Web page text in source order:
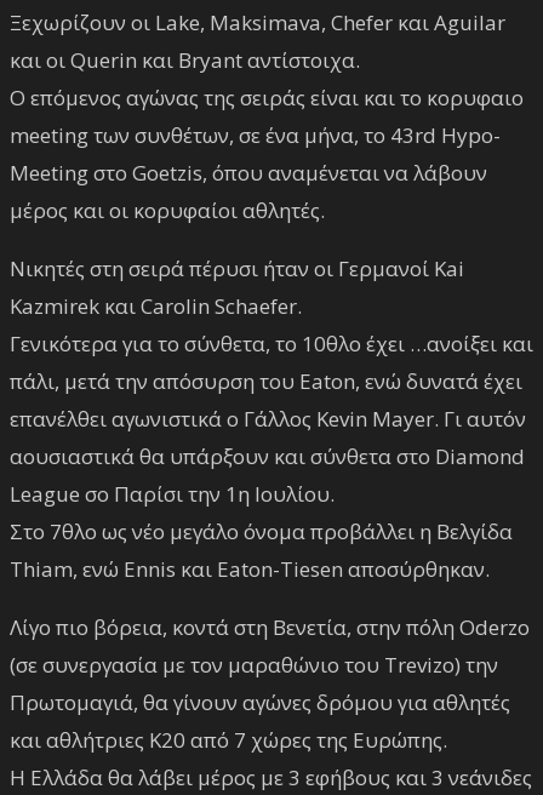
Ξεχωρίζουν οι Lake, Maksimava, Chefer και Aguilar
και οι Querin και Bryant αντίστοιχα.
Ο επόμενος αγώνας της σειράς είναι και το κορυφαιο
meeting των συνθέτων, σε ένα μήνα, το 43rd Hypo-
Meeting στο Goetzis, όπου αναμένεται να λάβουν
μέρος και οι κορυφαίοι αθλητές.
Νικητές στη σειρά πέρυσι ήταν οι Γερμανοί Kai
Kazmirek και Carolin Schaefer.
Γενικότερα για το σύνθετα, το 10θλο έχει …ανοίξει και
πάλι, μετά την απόσυρση του Eaton, ενώ δυνατά έχει
επανέλθει αγωνιστικά ο Γάλλος Kevin Mayer. Γι αυτόν
αουσιαστικά θα υπάρξουν και σύνθετα στο Diamond
League σο Παρίσι την 1η Ιουλίου.
Στο 7θλο ως νέο μεγάλο όνομα προβάλλει η Βελγίδα
Thiam, ενώ Ennis και Eaton-Tiesen αποσύρθηκαν.
Λίγο πιο βόρεια, κοντά στη Βενετία, στην πόλη Oderzo
(σε συνεργασία με τον μαραθώνιο του Trevizo) την
Πρωτομαγιά, θα γίνουν αγώνες δρόμου για αθλητές
και αθλήτριες Κ20 από 7 χώρες της Ευρώπης.
Η Ελλάδα θα λάβει μέρος με 3 εφήβους και 3 νεάνιδες